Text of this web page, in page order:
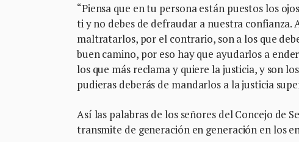
“Piensa que en tu persona están puestos los
ti y no debes de defraudar a nuestra
maltratarlos, por el contrario, son a los que
buen camino, por eso hay que ayudarlos a
los que más reclama y quiere la justicia, y son
pudieras deberás de mandarlos a la justicia
Así las palabras de los señores del Concejo de
transmite de generación en generación en los